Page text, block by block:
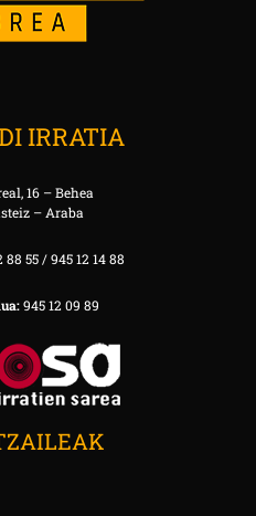
IRRATIA
16 – Behea
– Araba
88 55 / 945 12 14 88
945 12 09 89